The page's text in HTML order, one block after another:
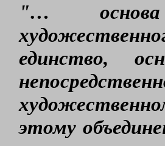
"… основа
единство,
этому